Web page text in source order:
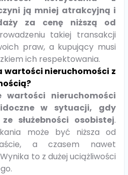
ją mniej atrakcyjną i
za cenę niższą od
takiej transakcji
praw, a kupujący musi
ich respektowania.
nieruchomości z
wartości nieruchomości
w sytuacji, gdy
służebności osobistej.
może być niższa od
a czasem nawet
to z dużej uciążliwości